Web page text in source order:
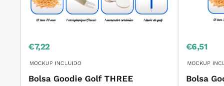
Precio
venta
€7,22
MOCKUP INCLUIDO
Bolsa Goodie Golf THREE
Precio
venta
€6,51
MOCKUP
Bolsa